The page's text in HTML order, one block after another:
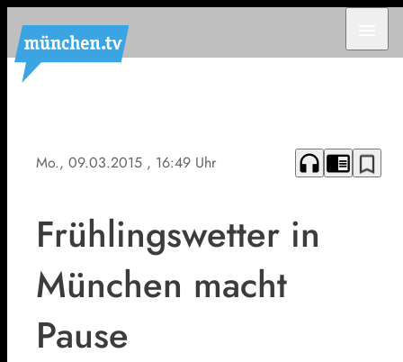
Mo., 09.03.2015 , 16:49 Uhr headphones chrome_reader_mode bookmark_border
Frühlingswetter in
München macht
Pause